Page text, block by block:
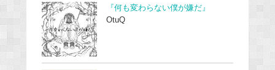
『何も変わらない僕が嫌だ』
OtuQ